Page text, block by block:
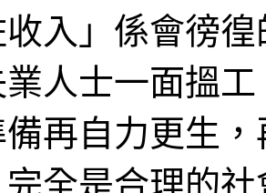
入」係會徬
業人士一面搵
再自力更生
全是合理的